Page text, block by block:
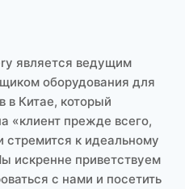
является ведущим
оборудования для
в Китае, который
«клиент прежде всего,
стремится к идеальному
искренне приветствуем
с нами и посетить